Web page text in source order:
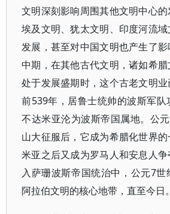
文明深刻影响周围其他文明中心
埃及文明、犹太文明、印度河流
发展，甚至对中国文明也产生了
中期，在其他古代文明，诸如希
处于发展盛期时，这个古老文明
前539年，居鲁士统帅的波斯军
不达米亚沦为波斯帝国属地。公
山大征服后，它成为希腊化世界
米亚之后又成为罗马人和安息人
入萨珊波斯帝国统治中，公元7
阿拉伯文明的核心地带，直至今日。